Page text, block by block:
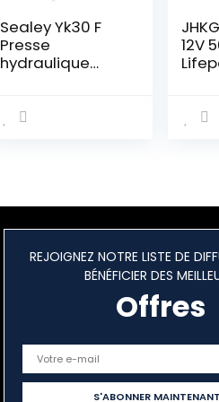
Sealey Yk30 F
Presse
hydraulique
12V
REJOIGNEZ NOTRE LISTE DE
BÉNÉFICIER DES
Offres